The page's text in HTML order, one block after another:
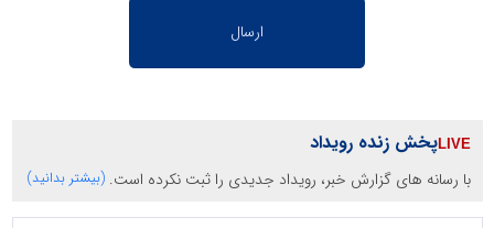
پخش زنده رویداد
با رسانه های گزارش خبر، رویداد جدیدی را ثبت نکرده است. (بیشتر بدانید)